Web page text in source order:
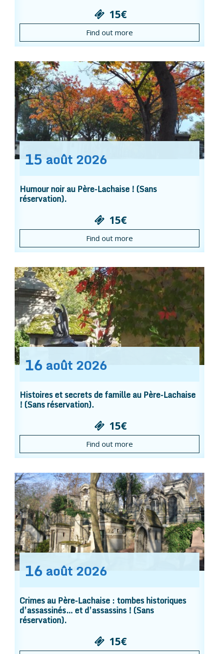
15€
Find out more
15 août 2026
Humour noir au Père-Lachaise ! (Sans
réservation).
15€
Find out more
16 août 2026
Histoires et secrets de famille au Père-Lachaise
! (Sans réservation).
15€
Find out more
16 août 2026
Crimes au Père-Lachaise : tombes historiques
d’assassinés… et d’assassins ! (Sans
réservation).
15€